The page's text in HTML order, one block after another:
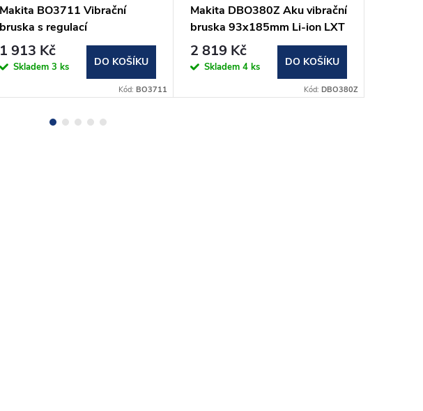
Makita BO3711 Vibrační
bruska s regulací
185x93mm,190W
1 913 Kč
Skladem 3 ks DO KOŠÍKU
Kód: BO3711
Makita DBO380Z Aku vibrační
bruska 93x185mm Li-ion LXT
18V,bez aku Z
2 819 Kč
Skladem 4 ks DO KOŠÍKU
Kód: DBO380Z